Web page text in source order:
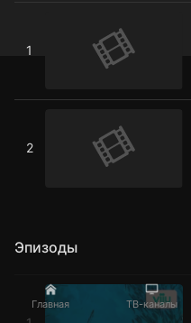
Главная ТВ-каналы
1
2
Эпизоды
Аляска / Норвегия